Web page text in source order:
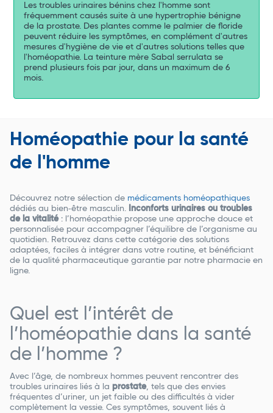
Les troubles urinaires bénins chez l'homme sont
fréquemment causés suite à une hypertrophie bénigne
de la prostate. Des plantes comme le palmier de floride
peuvent réduire les symptômes, en complément d'autres
mesures d'hygiène de vie et d'autres solutions telles que
l'homéopathie. La teinture mère Sabal serrulata se
prend plusieurs fois par jour, dans un maximum de 6
mois.
Homéopathie pour la santé
de l'homme
Découvrez notre sélection de médicaments homéopathiques
dédiés au bien‑être masculin.
Inconforts urinaires ou troubles
de la vitalité : l’homéopathie propose une approche douce et
personnalisée pour accompagner l’équilibre de l’organisme au
quotidien. Retrouvez dans cette catégorie des solutions
adaptées, faciles à intégrer dans votre routine, et bénéficiant
de la qualité pharmaceutique garantie par notre pharmacie en
ligne.
Quel est l’intérêt de
l’homéopathie dans la santé
de l’homme ?
Avec l’âge, de nombreux hommes peuvent rencontrer des
troubles urinaires liés à la prostate, tels que des envies
fréquentes d’uriner, un jet faible ou des difficultés à vider
complètement la vessie. Ces symptômes, souvent liés à